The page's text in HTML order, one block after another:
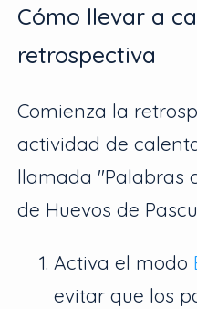
Cómo llevar a
retrospectiva
Comienza la
actividad de
llamada "Palabras
de Huevos de
Activa el modo
evitar que los